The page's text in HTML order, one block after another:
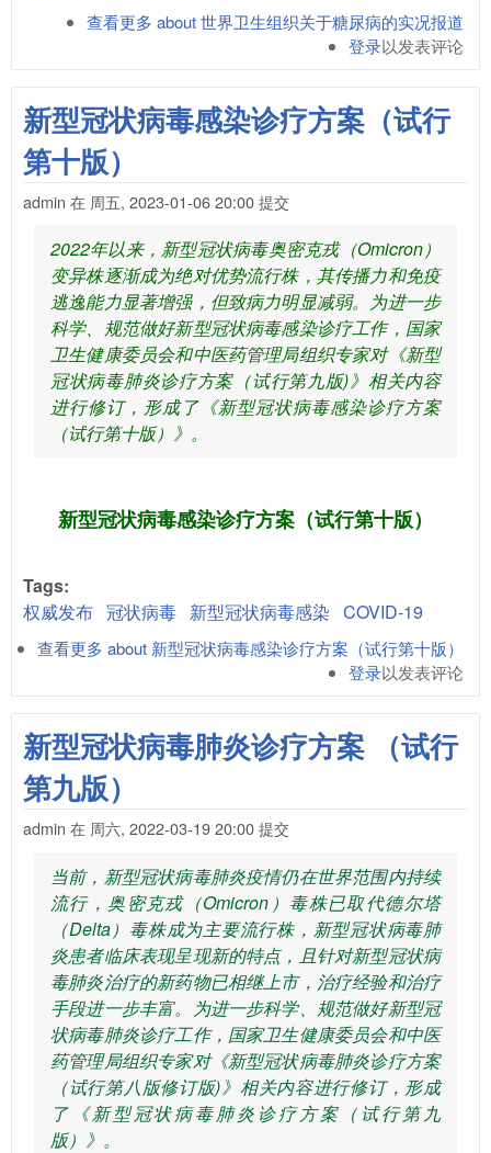
查看更多 about 世界卫生组织关于糖尿病的实况报道
登录以发表评论
新型冠状病毒感染诊疗方案（试行
第十版）
admin 在 周五, 2023-01-06 20:00提交
2022年以来，新型冠状病毒奥密克戎（Omicron）
变异株逐渐成为绝对优势流行株，其传播力和免疫
逃逸能力显著增强，但致病力明显减弱。为进一步
科学、规范做好新型冠状病毒感染诊疗工作，国家
卫生健康委员会和中医药管理局组织专家对《新型
冠状病毒肺炎诊疗方案（试行第九版)》相关内容
进行修订，形成了《新型冠状病毒感染诊疗方案
（试行第十版）》。
新型冠状病毒感染诊疗方案（试行第十版）
Tags:
权威发布 冠状病毒 新型冠状病毒感染 COVID-19
查看更多 about 新型冠状病毒感染诊疗方案（试行第十版）
登录以发表评论
新型冠状病毒肺炎诊疗方案 （试行
第九版）
admin 在 周六, 2022-03-19 20:00提交
当前，新型冠状病毒肺炎疫情仍在世界范围内持续
流行，奥密克戎（Omicron）毒株已取代德尔塔
（Delta）毒株成为主要流行株，新型冠状病毒肺
炎患者临床表现呈现新的特点，且针对新型冠状病
毒肺炎治疗的新药物已相继上市，治疗经验和治疗
手段进一步丰富。为进一步科学、规范做好新型冠
状病毒肺炎诊疗工作，国家卫生健康委员会和中医
药管理局组织专家对《新型冠状病毒肺炎诊疗方案
（试行第八版修订版)》相关内容进行修订，形成
了《新型冠状病毒肺炎诊疗方案（试行第九
版）》。